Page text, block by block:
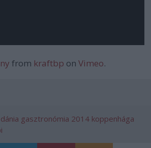
from kraftbp on Vimeo.
dánia gasztronómia 2014 koppenhága